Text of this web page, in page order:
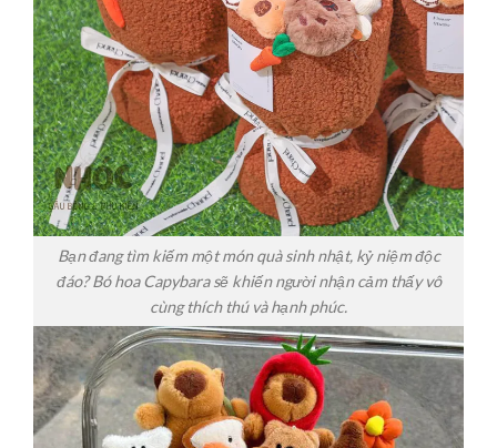
Bạn đang tìm kiếm một món quà sinh nhật, kỷ niệm độc
đáo? Bó hoa Capybara sẽ khiến người nhận cảm thấy vô
cùng thích thú và hạnh phúc.